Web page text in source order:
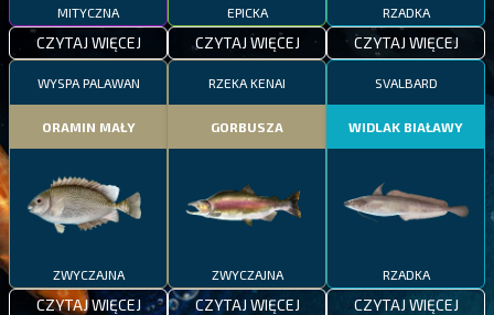
MITYCZNA
CZYTAJ WIĘCEJ
EPICKA
CZYTAJ WIĘCEJ
RZADKA
CZYTAJ WIĘCEJ
WYSPA PALAWAN
ORAMIN MAŁY
ZWYCZAJNA
CZYTAJ WIĘCEJ
RZEKA KENAI
GORBUSZA
ZWYCZAJNA
CZYTAJ WIĘCEJ
SVALBARD
WIDLAK BIAŁAWY
RZADKA
CZYTAJ WIĘCEJ